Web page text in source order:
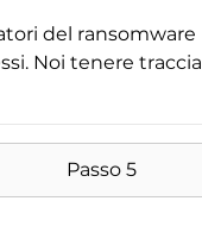
del ransomware
Noi tenere traccia
Passo 5